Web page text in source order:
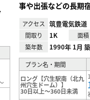
事や出張などの長期
アクセス 筑豊電気鉄道
間取り 1K 面積
築年数 1990年 1月 築
プラン名・期間
ロング【穴生駅南（北九
州穴生ドーム）】
30日以上～360日未満